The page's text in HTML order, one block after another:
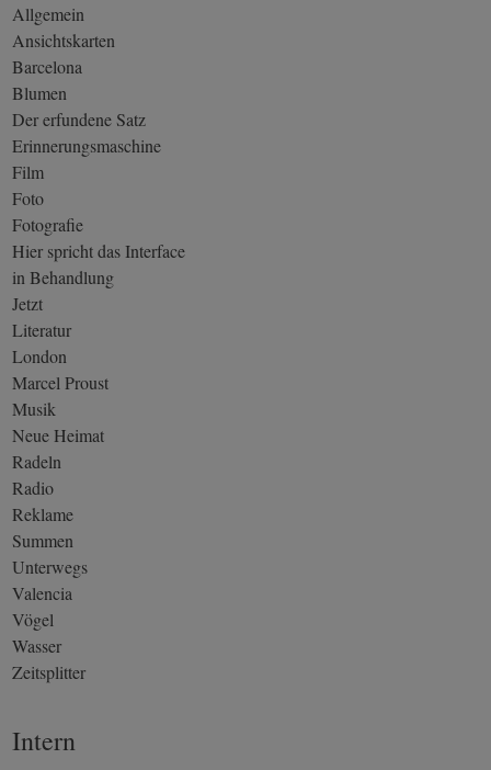
Allgemein
Ansichtskarten
Barcelona
Blumen
Der erfundene Satz
Erinnerungsmaschine
Film
Foto
Fotografie
Hier spricht das Interface
in Behandlung
Jetzt
Literatur
London
Marcel Proust
Musik
Neue Heimat
Radeln
Radio
Reklame
Summen
Unterwegs
Valencia
Vögel
Wasser
Zeitsplitter
Intern